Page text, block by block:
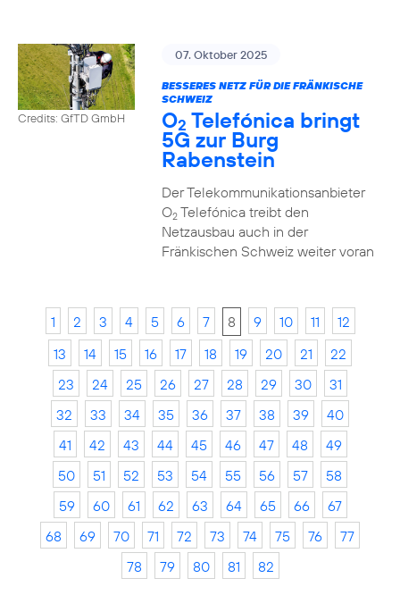
Credits: GfTD GmbH
07. Oktober 2025
BESSERES NETZ FÜR DIE FRÄNKISCHE
SCHWEIZ
O2 Telefónica bringt
5G zur Burg
Rabenstein
Der Telekommunikationsanbieter
O2Telefónica treibt den
Netzausbau auch in der
Fränkischen Schweiz weiter voran
1 2 3 4 5 6 7 8 9 10 11
12
13
14 15 16 17 18 19 20 21
22
23
24 25 26 27 28 29 30
31
32
33 34 35 36 37 38 39
40
41
42 43 44 45 46 47 48
49
50
51 52 53 54 55 56 57
58
59
60 61 62 63 64 65 66
67
68
69 70 71 72 73 74 75 76
77
78
79 80 81 82